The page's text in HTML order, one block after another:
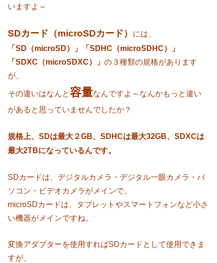
いますよ～
SDカード（microSDカード）
には、
「SD（microSD）」「SDHC（microSDHC）」
「SDXC（microSDXC）」の３種類の規格があります
が、
その違いはなんと容量なんですよ～なんかもっと違い
があると思っていませんでしたか？
規格上、SDは最大２GB、SDHCは最大32GB、SDXCは
最大2TBになっているんです。
SDカードは、デジタルカメラ・デジタル一眼カメラ・パ
ソコン・ビデオカメラがメインで、
microSDカードは、タブレットやスマートフォンなど小さ
い機器がメインですね。
変換アダプターを使用すればSDカードとして使用できま
すが、